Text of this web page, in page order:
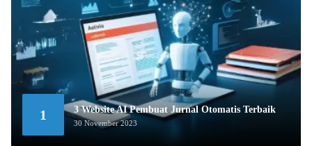
1 3 Website AI Pembuat Jurnal Otomatis Terbaik
30 November 2023